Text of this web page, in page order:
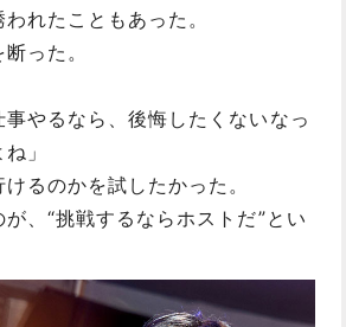
れたこともあった。
った。
事やるなら、後悔したくないなっ
」
るのかを試したかった。
、“挑戦するならホストだ”とい